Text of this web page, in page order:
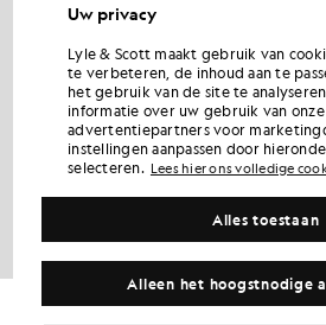
Uw privacy
Lyle & Scott maakt gebruik van
te verbeteren, de inhoud aan te
het gebruik van de site te
informatie over uw gebruik van
advertentiepartners voor
instellingen aanpassen door
selecteren.
Lees hier ons volledige
Alleen het hoogstnodige
Alles toestaan